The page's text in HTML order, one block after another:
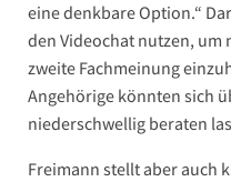
eine denkbare Option.“
den Videochat nutzen, um
zweite Fachmeinung
Angehörige könnten sich
niederschwellig beraten
Freimann stellt aber auch